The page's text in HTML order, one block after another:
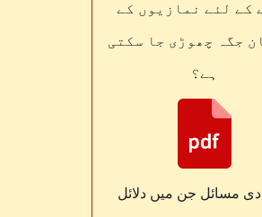
کے لئے نمازیوں کے
جگہ چھوڑی جا سکتی
ہے؟
مسائل جن میں دلائل